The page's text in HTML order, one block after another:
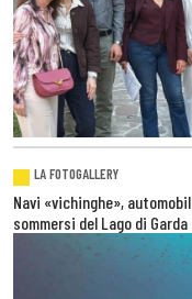
LA FOTOGALLERY
Navi «vichinghe»,
sommersi del Lago di Garda